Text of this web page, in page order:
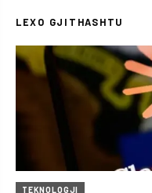
LEXO GJITHASHTU
TEKNOLOGJI